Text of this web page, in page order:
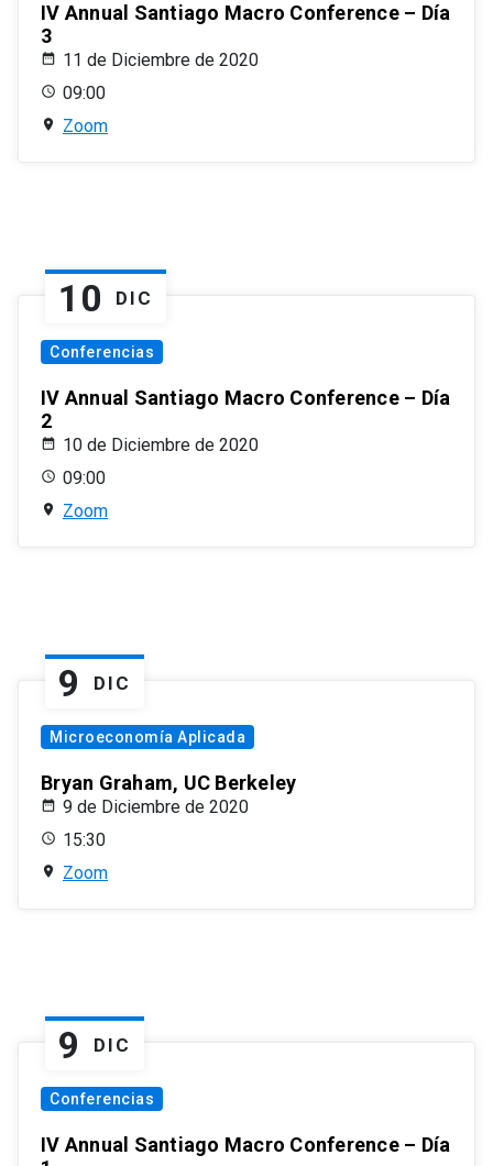
IV Annual Santiago Macro Conference – Día
3
11 de Diciembre de 2020
09:00
Zoom
10 DIC
Conferencias
IV Annual Santiago Macro Conference – Día
2
10 de Diciembre de 2020
09:00
Zoom
9 DIC
Microeconomía Aplicada
Bryan Graham, UC Berkeley
9 de Diciembre de 2020
15:30
Zoom
9 DIC
Conferencias
IV Annual Santiago Macro Conference – Día